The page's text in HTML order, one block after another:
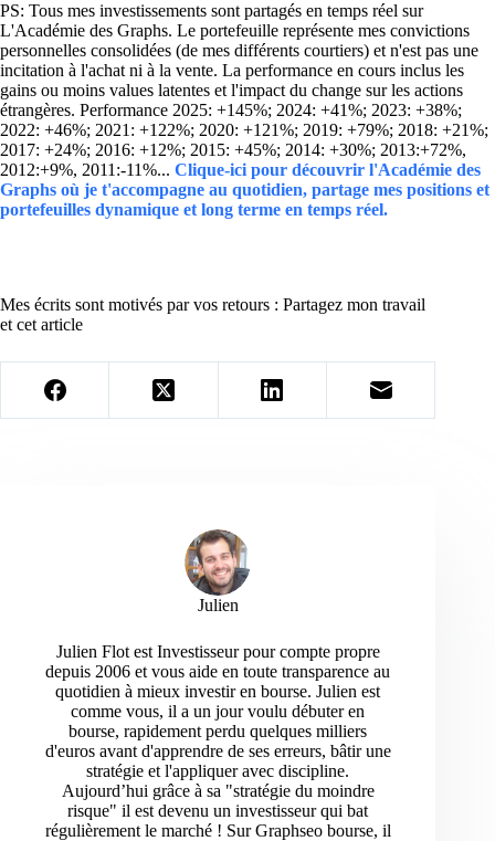
PS: Tous mes investissements sont partagés en temps réel sur
L'Académie des Graphs. Le portefeuille représente mes convictions
personnelles consolidées (de mes différents courtiers) et n'est pas une
incitation à l'achat ni à la vente. La performance en cours inclus les
gains ou moins values latentes et l'impact du change sur les actions
étrangères. Performance 2025: +145%; 2024: +41%; 2023: +38%;
2022: +46%; 2021: +122%; 2020: +121%; 2019: +79%; 2018: +21%;
2017: +24%; 2016: +12%; 2015: +45%; 2014: +30%; 2013:+72%,
2012:+9%, 2011:-11%... Clique-ici pour découvrir l'Académie des
Graphs où je t'accompagne au quotidien, partage mes positions et
portefeuilles dynamique et long terme en temps réel.
Mes écrits sont motivés par vos retours : Partagez mon travail
et cet article
Julien
Julien Flot est Investisseur pour compte propre
depuis 2006 et vous aide en toute transparence au
quotidien à mieux investir en bourse. Julien est
comme vous, il a un jour voulu débuter en
bourse, rapidement perdu quelques milliers
d'euros avant d'apprendre de ses erreurs, bâtir une
stratégie et l'appliquer avec discipline.
Aujourd’hui grâce à sa "stratégie du moindre
risque" il est devenu un investisseur qui bat
régulièrement le marché ! Sur Graphseo bourse, il